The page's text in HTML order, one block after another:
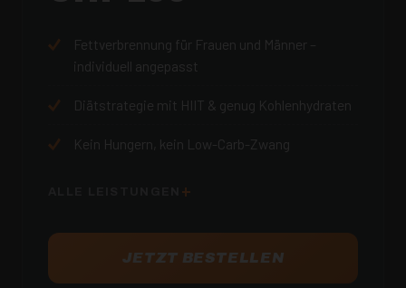
Fettverbrennung für Frauen und Männer –
individuell angepasst
Diätstrategie mit HIIT & genug Kohlenhydraten
Kein Hungern, kein Low-Carb-Zwang
JETZT BESTELLEN